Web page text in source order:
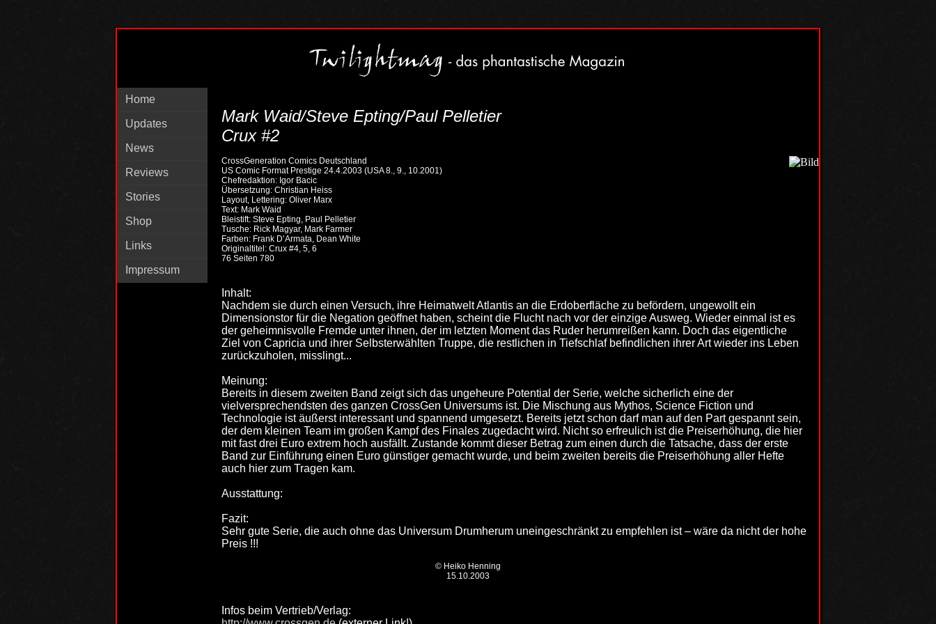
Home
Updates
News
Reviews
Stories
Shop
Links
Impressum
Mark Waid/Steve Epting/Paul Pelletier
Crux #2
CrossGeneration Comics Deutschland
US Comic Format Prestige 24.4.2003 (USA 8., 9., 10.2001)
Chefredaktion: Igor Bacic
Übersetzung: Christian Heiss
Layout, Lettering: Oliver Marx
Text: Mark Waid
Bleistift: Steve Epting, Paul Pelletier
Tusche: Rick Magyar, Mark Farmer
Farben: Frank D’Armata, Dean White
Originaltitel: Crux #4, 5, 6
76 Seiten 780
Inhalt:
Nachdem sie durch einen Versuch, ihre Heimatwelt Atlantis an die Erdoberfläche zu befördern, ungewollt ein
Dimensionstor für die Negation geöffnet haben, scheint die Flucht nach vor der einzige Ausweg. Wieder einmal ist es
der geheimnisvolle Fremde unter ihnen, der im letzten Moment das Ruder herumreißen kann. Doch das eigentliche
Ziel von Capricia und ihrer Selbsterwählten Truppe, die restlichen in Tiefschlaf befindlichen ihrer Art wieder ins Leben
zurückzuholen, misslingt...
Meinung:
Bereits in diesem zweiten Band zeigt sich das ungeheure Potential der Serie, welche sicherlich eine der
vielversprechendsten des ganzen CrossGen Universums ist. Die Mischung aus Mythos, Science Fiction und
Technologie ist äußerst interessant und spannend umgesetzt. Bereits jetzt schon darf man auf den Part gespannt sein,
der dem kleinen Team im großen Kampf des Finales zugedacht wird. Nicht so erfreulich ist die Preiserhöhung, die hier
mit fast drei Euro extrem hoch ausfällt. Zustande kommt dieser Betrag zum einen durch die Tatsache, dass der erste
Band zur Einführung einen Euro günstiger gemacht wurde, und beim zweiten bereits die Preiserhöhung aller Hefte
auch hier zum Tragen kam.
Ausstattung:
Fazit:
Sehr gute Serie, die auch ohne das Universum Drumherum uneingeschränkt zu empfehlen ist – wäre da nicht der hohe
Preis !!!
© Heiko Henning
15.10.2003
Infos beim Vertrieb/Verlag: